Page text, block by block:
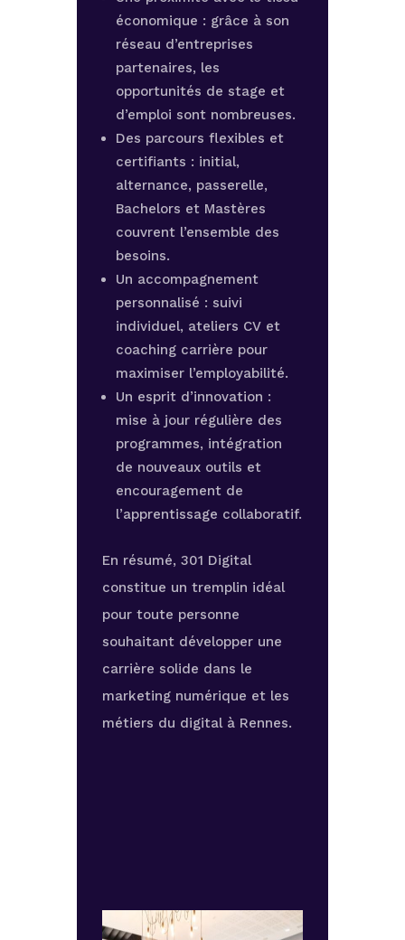
économique : grâce à son
réseau d’entreprises
partenaires, les
opportunités de stage et
d’emploi sont nombreuses.
Des parcours flexibles et
certifiants : initial,
alternance, passerelle,
Bachelors et Mastères
couvrent l’ensemble des
besoins.
Un accompagnement
personnalisé : suivi
individuel, ateliers CV et
coaching carrière pour
maximiser l’employabilité.
Un esprit d’innovation :
mise à jour régulière des
programmes, intégration
de nouveaux outils et
encouragement de
l’apprentissage collaboratif.
En résumé, 301 Digital
constitue un tremplin idéal
pour toute personne
souhaitant développer une
carrière solide dans le
marketing numérique et les
métiers du digital à Rennes.